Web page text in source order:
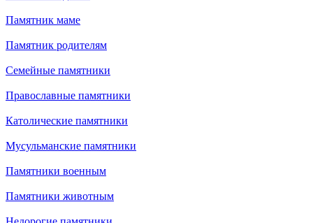
Памятник маме
Памятник родителям
Семейные памятники
Православные памятники
Католические памятники
Мусульманские памятники
Памятники военным
Памятники животным